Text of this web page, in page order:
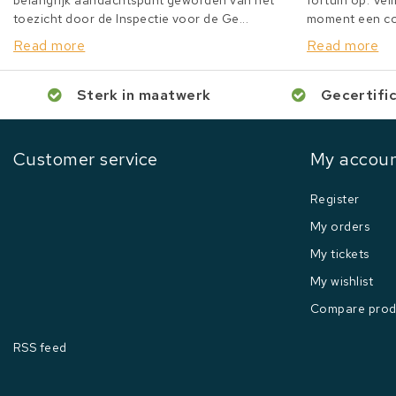
toezicht door de Inspectie voor de Ge...
Read more
moment een
Read more
Sterk in maatwerk
Customer service
RSS feed
My
Register
My orders
My tickets
My wishlist
Compare